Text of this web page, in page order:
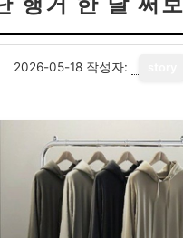
2026-05-18 작성자: